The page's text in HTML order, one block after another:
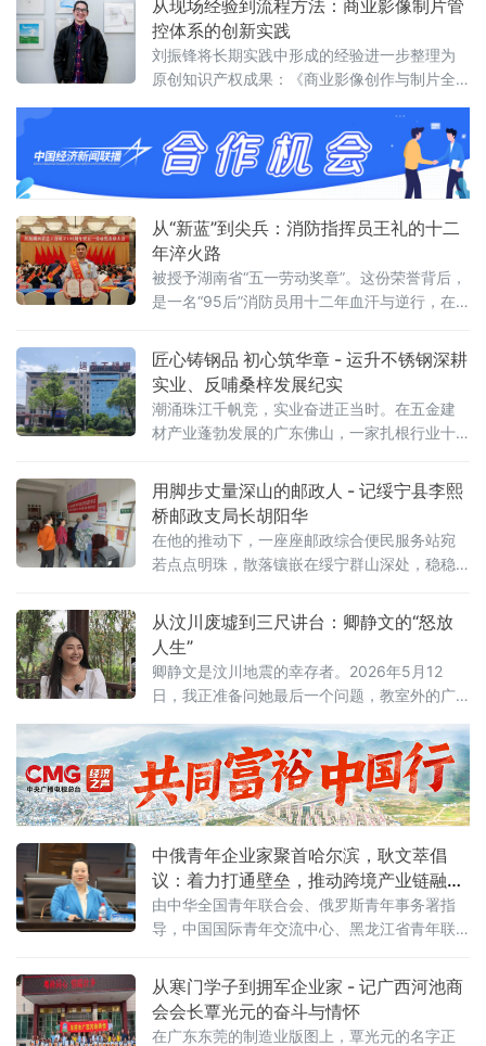
从现场经验到流程方法：商业影像制片管
控体系的创新实践
刘振锋将长期实践中形成的经验进一步整理为
原创知识产权成果：《商业影像创作与制片全
的一次系统梳理，也是其围绕商业影像制片流
程标准化、团队协同和项目执行管理所形成的
一套实践方法总结。
从“新蓝”到尖兵：消防指挥员王礼的十二
年淬火路
被授予湖南省“五一劳动奖章”。这份荣誉背后，
是一名“95后”消防员用十二年血汗与逆行，在
加表彰大会从2014年踏入消防队伍时的青涩新
兵，到如今干练沉稳的基层指挥员，王礼的成
长轨迹没有捷径，唯有“苦练”与“实干”。练兵场
上的“领头雁”“本领源于苦练
匠心铸钢品 初心筑华章 - 运升不锈钢深耕
实业、反哺桑梓发展纪实
潮涌珠江千帆竞，实业奋进正当时。在五金建
材产业蓬勃发展的广东佛山，一家扎根行业十
为人先的魄力与兼济乡梓的情怀，在市场浪潮
中步步前行。它便是佛山市三水运升不锈钢制
品有限公司。自2009年创立至今，在董事长彭
初君的带领下，企业从创业之初的奋力拓荒，
到布局两地、产销全国，从深耕实业铸就品
业家的
用脚步丈量深山的邮政人 - 记绥宁县李熙
桥邮政支局长胡阳华
在他的推动下，一座座邮政综合便民服务站宛
若点点明珠，散落镶嵌在绥宁群山深处，稳稳
从汶川废墟到三尺讲台：卿静文的“怒放
人生”
卿静文是汶川地震的幸存者。2026年5月12
日，我正准备问她最后一个问题，教室外的广
得十分“应景”。
中俄青年企业家聚首哈尔滨，耿文萃倡
议：着力打通壁垒，推动跨境产业链融合
联动
由中华全国青年联合会、俄罗斯青年事务署指
导，中国国际青年交流中心、黑龙江省青年联
俄青年企业家圆桌会议暨中俄青年对话会”在哈
尔滨举行。
从寒门学子到拥军企业家 - 记广西河池商
会会长覃光元的奋斗与情怀
在广东东莞的制造业版图上，覃光元的名字正